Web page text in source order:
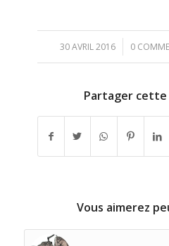
30 AVRIL 2016
/ 0 /
Partager
Vous aimerez